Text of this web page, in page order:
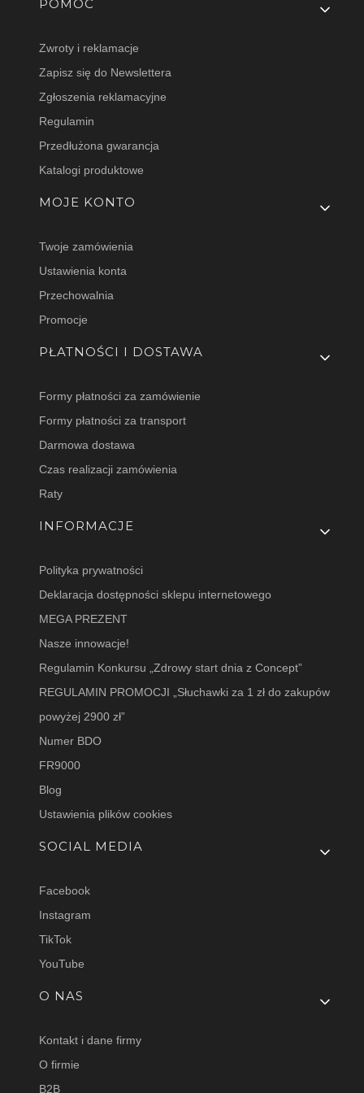
Linki w stopce
POMOC
Zwroty i reklamacje
Zapisz się do Newslettera
Zgłoszenia reklamacyjne
Regulamin
Przedłużona gwarancja
Katalogi produktowe
MOJE KONTO
Twoje zamówienia
Ustawienia konta
Przechowalnia
Promocje
PŁATNOŚCI I DOSTAWA
Formy płatności za zamówienie
Formy płatności za transport
Darmowa dostawa
Czas realizacji zamówienia
Raty
INFORMACJE
Polityka prywatności
Deklaracja dostępności sklepu internetowego
MEGA PREZENT
Nasze innowacje!
Regulamin Konkursu „Zdrowy start dnia z Concept”
REGULAMIN PROMOCJI „Słuchawki za 1 zł do zakupów
powyżej 2900 zł”
Numer BDO
FR9000
Blog
Ustawienia plików cookies
SOCIAL MEDIA
Facebook
Instagram
TikTok
YouTube
O NAS
Kontakt i dane firmy
O firmie
B2B